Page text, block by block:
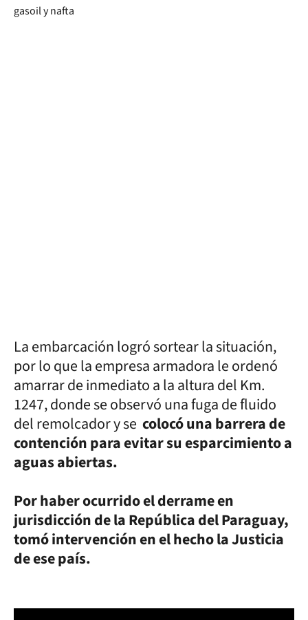
La embarcación logró sortear la situación,
por lo que la empresa armadora le ordenó
amarrar de inmediato a la altura del Km.
1247, donde se observó una fuga de fluido
del remolcador y se colocó una barrera de
contención para evitar su esparcimiento a
aguas abiertas.
Por haber ocurrido el derrame en
jurisdicción de la República del Paraguay,
tomó intervención en el hecho la Justicia
de ese país.